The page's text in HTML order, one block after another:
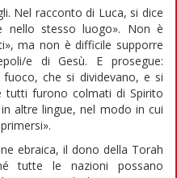
Nel racconto di Luca, si dice
nello stesso luogo». Non è
ma non è difficile supporre
e di Gesù. E prosegue:
che si dividevano, e si
tutti furono colmati di Spirito
altre lingue, nel modo in cui
ebraica, il dono della Torah
tutte le nazioni possano